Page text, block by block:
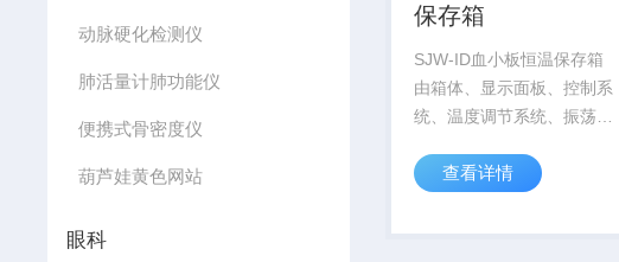
动脉硬化检测仪
肺活量计肺功能仪
便携式骨密度仪
葫芦娃黄色网站
眼科
保存箱
SJW-ID血小板恒温保存箱
由箱体、显示面板、控制系
统、温度调节系统、振荡系
II型不含脚轮）组成。
查看详情